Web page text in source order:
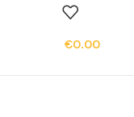
€0.00